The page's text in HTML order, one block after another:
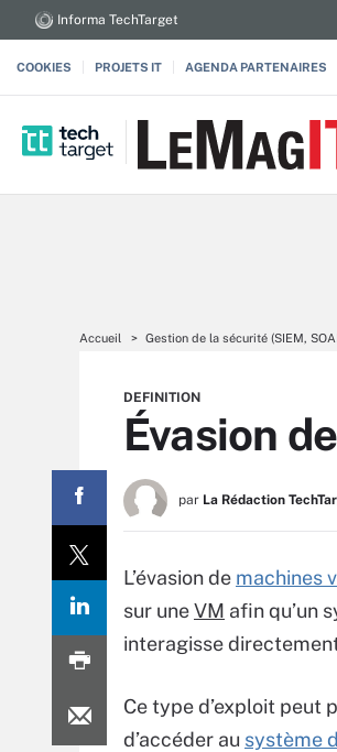
Informa TechTarget
COOKIES PROJETS IT AGENDA PARTENAIRES
Accueil Gestion de la sécurité (SIEM,
DEFINITION
Évasion
par La Rédaction
L’évasion de machines
sur uneVM afin qu’un
interagisse
Ce type d’exploit peut
d’accéder au système